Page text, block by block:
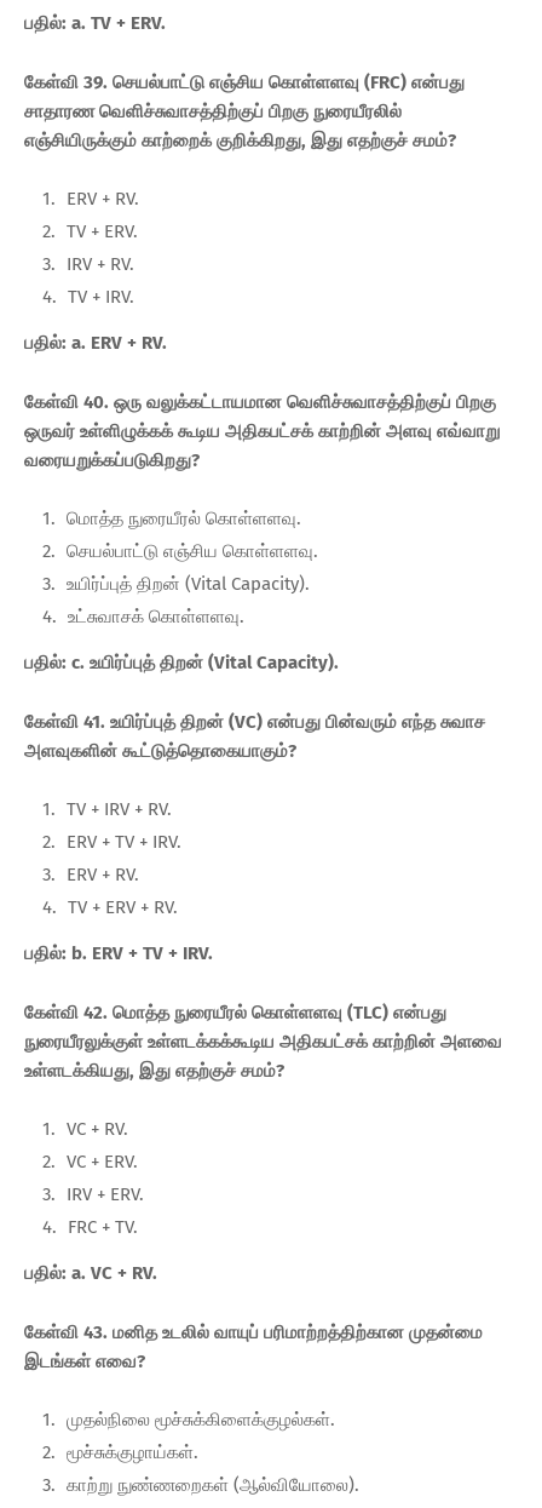
பதில்: a. TV + ERV.
கேள்வி 39. செயல்பாட்டு எஞ்சிய கொள்ளளவு (FRC) என்பது
சாதாரண வெளிச்சுவாசத்திற்குப் பிறகு நுரையீரலில்
எஞ்சியிருக்கும் காற்றைக் குறிக்கிறது, இது எதற்குச் சமம்?
ERV + RV.
TV + ERV.
IRV + RV.
TV + IRV.
பதில்: a. ERV + RV.
கேள்வி 40. ஒரு வலுக்கட்டாயமான வெளிச்சுவாசத்திற்குப் பிறகு
ஒருவர் உள்ளிழுக்கக் கூடிய அதிகபட்சக் காற்றின் அளவு எவ்வாறு
வரையறுக்கப்படுகிறது?
மொத்த நுரையீரல் கொள்ளளவு.
செயல்பாட்டு எஞ்சிய கொள்ளளவு.
உயிர்ப்புத் திறன் (Vital Capacity).
உட்சுவாசக் கொள்ளளவு.
பதில்: c. உயிர்ப்புத் திறன் (Vital Capacity).
கேள்வி 41. உயிர்ப்புத் திறன் (VC) என்பது பின்வரும் எந்த சுவாச
அளவுகளின் கூட்டுத்தொகையாகும்?
TV + IRV + RV.
ERV + TV + IRV.
ERV + RV.
TV + ERV + RV.
பதில்: b. ERV + TV + IRV.
கேள்வி 42. மொத்த நுரையீரல் கொள்ளளவு (TLC) என்பது
நுரையீரலுக்குள் உள்ளடக்கக்கூடிய அதிகபட்சக் காற்றின் அளவை
உள்ளடக்கியது, இது எதற்குச் சமம்?
VC + RV.
VC + ERV.
IRV + ERV.
FRC + TV.
பதில்: a. VC + RV.
கேள்வி 43. மனித உடலில் வாயுப் பரிமாற்றத்திற்கான முதன்மை
இடங்கள் எவை?
முதல்நிலை மூச்சுக்கிளைக்குழல்கள்.
மூச்சுக்குழாய்கள்.
காற்று நுண்ணறைகள் (ஆல்வியோலை).